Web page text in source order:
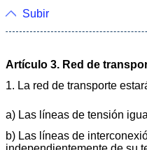
Subir
Artículo 3. Red de
1. La red de transporte
a) Las líneas de tensión
b) Las líneas de